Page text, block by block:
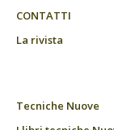
CONTATTI
La rivista
Tecniche Nuove